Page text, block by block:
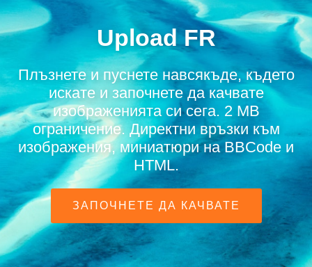
Upload FR
Плъзнете и пуснете навсякъде, където
искате и започнете да качвате
изображенията си сега. 2 MB
ограничение. Директни връзки към
изображения, миниатюри на BBCode и
HTML.
ЗАПОЧНЕТЕ ДА КАЧВАТЕ